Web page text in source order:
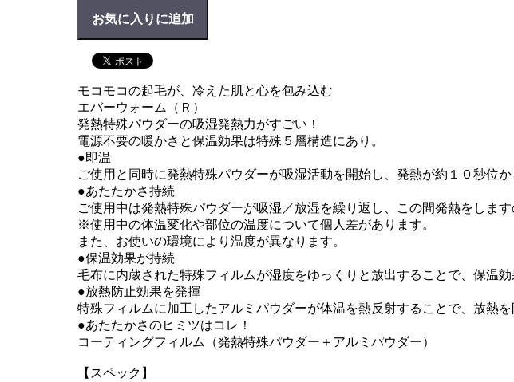
お気に入りに追加
モコモコの起毛が、冷えた肌と心を包み込む
エバーウォーム（Ｒ）
発熱特殊パウダーの吸湿発熱力がすごい！
電源不要の暖かさと保温効果は特殊５層構造にあり。
●即温
ご使用と同時に発熱特殊パウダーが吸湿活動を開始し、発熱が約１０秒位
●あたたかさ持続
ご使用中は発熱特殊パウダーが吸湿／放湿を繰り返し、この間発熱をします
※使用中の体温変化や部位の温度について個人差があります。
また、お使いの環境により温度が異なります。
●保温効果が持続
毛布に内蔵された特殊フィルムが湿度をゆっくりと放出することで、保温効
●放熱防止効果を発揮
特殊フィルムに加工したアルミパウダーが体温を熱反射することで、放熱を
●あたたかさのヒミツはコレ！
コーティングフィルム（発熱特殊パウダー＋アルミパウダー）
【スペック】